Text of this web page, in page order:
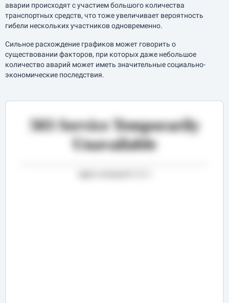
аварии происходят с участием большого количества
транспортных средств, что тоже увеличивает вероятность
гибели нескольких участников одновременно.
Сильное расхождение графиков может говорить о
существовании факторов, при которых даже небольшое
количество аварий может иметь значительные социально-
экономические последствия.